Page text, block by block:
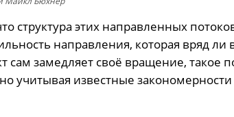
структура этих направленных
направления, которая вряд
сам замедляет своё вращение, такое
учитывая известные